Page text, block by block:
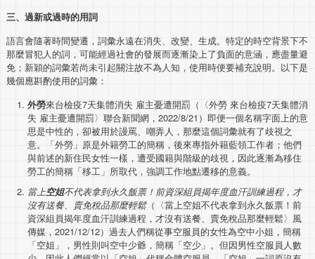
三、過新或過時的用詞
語言會隨著時間變遷，詞彙永遠在消失、改變、生成。特定的時空背景下不
那麼冒犯人的詞，可能經過社會的發展而逐漸染上了負面的意涵，應盡量避
免；新穎的詞彙若尚未引起關注故不為人知，使用時便要補充說明。以下是
幾個應斟酌使用的詞彙：
外勞來台檢疫7天集體消失 雇主憂遭開罰（〈外勞 來台檢疫7天集體消
失 雇主憂遭開罰〉聯合新聞網，2022/8/21）即便一個名稱字面上的意
思是中性的，卻被用於謾罵、嘲弄人，那麼這個詞彙就有了歧視之
意。「外勞」原是外籍勞工的簡稱，後來專指外籍藍領工作者；他們
與前述的新住民女性一樣，遭受國籍與階級的歧視，因此逐漸為移住
勞工的簡稱「移工」所取代，強調工作地點遷移的意義。
當上空姐不代表拿到永久飯票！前資深組員揭年度血汗訓練過程，才
沒有送餐、賣免稅品那麼輕鬆（〈當上空姐不代表拿到永久飯票！前
資深組員揭年度血汗訓練過程，才沒有送餐、賣免稅品那麼輕鬆〉風
傳媒，2021/12/12）過去人們稱從事空服員的女性為空中小姐，簡稱
「空姐」，男性則叫空中少爺，簡稱「空少」。但因男性空服員人數